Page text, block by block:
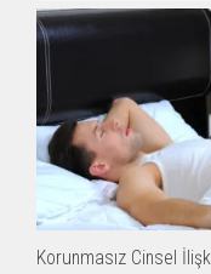
Korunmasız Cinsel